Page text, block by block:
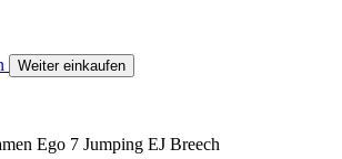
Weiter einkaufen
Ego 7 Jumping EJ Breech